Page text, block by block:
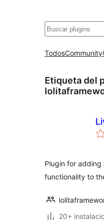
Buscar
TodosCommunity
Etiqueta del
Plugin for adding
functionality to
20+